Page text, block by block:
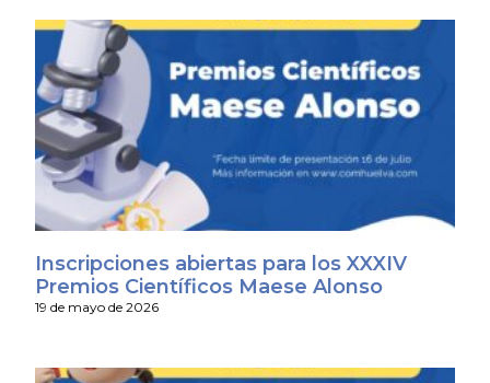
Inscripciones abiertas para los XXXIV
Premios Científicos Maese Alonso
19 de mayo de 2026